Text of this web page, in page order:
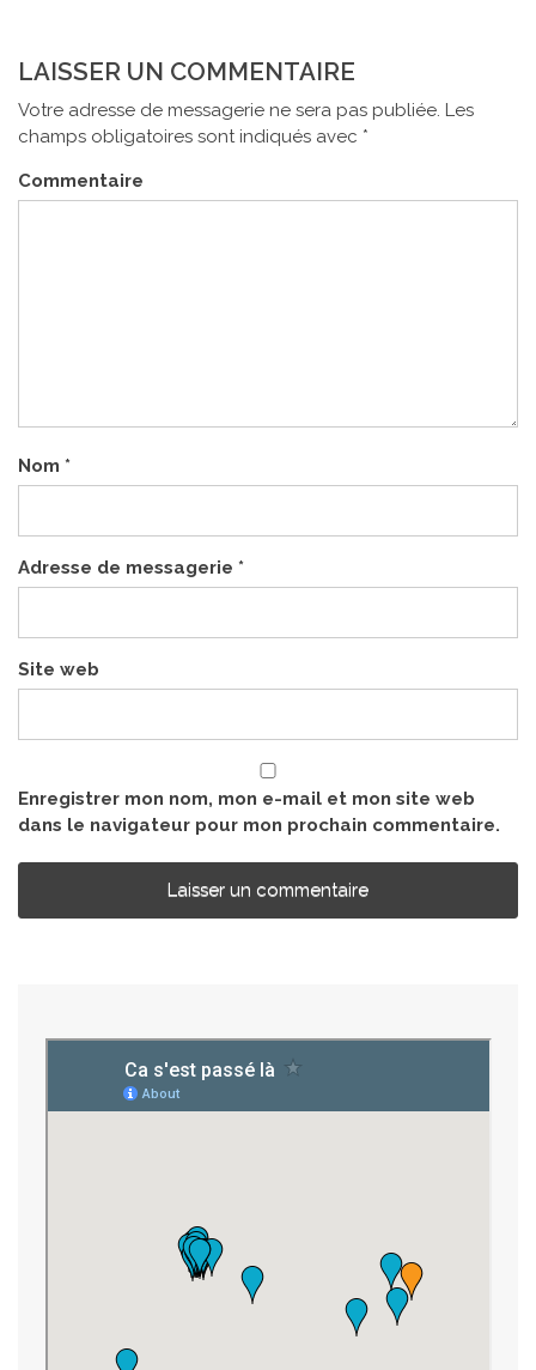
LAISSER UN COMMENTAIRE
Votre adresse de messagerie ne sera pas publiée. Les
champs obligatoires sont indiqués avec *
Commentaire
Nom *
Adresse de messagerie *
Site web
Enregistrer mon nom, mon e-mail et mon site web
dans le navigateur pour mon prochain commentaire.